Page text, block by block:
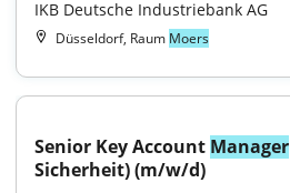
IKB Deutsche Industriebank AG
Düsseldorf, Raum Moers
Senior Key Account Manager
Sicherheit) (m/w/d)